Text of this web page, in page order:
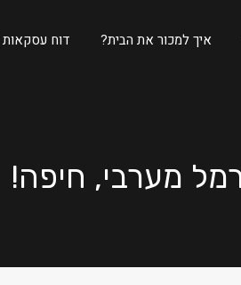
איך למכור את הבית? דוח עסקאות 1573 במספר